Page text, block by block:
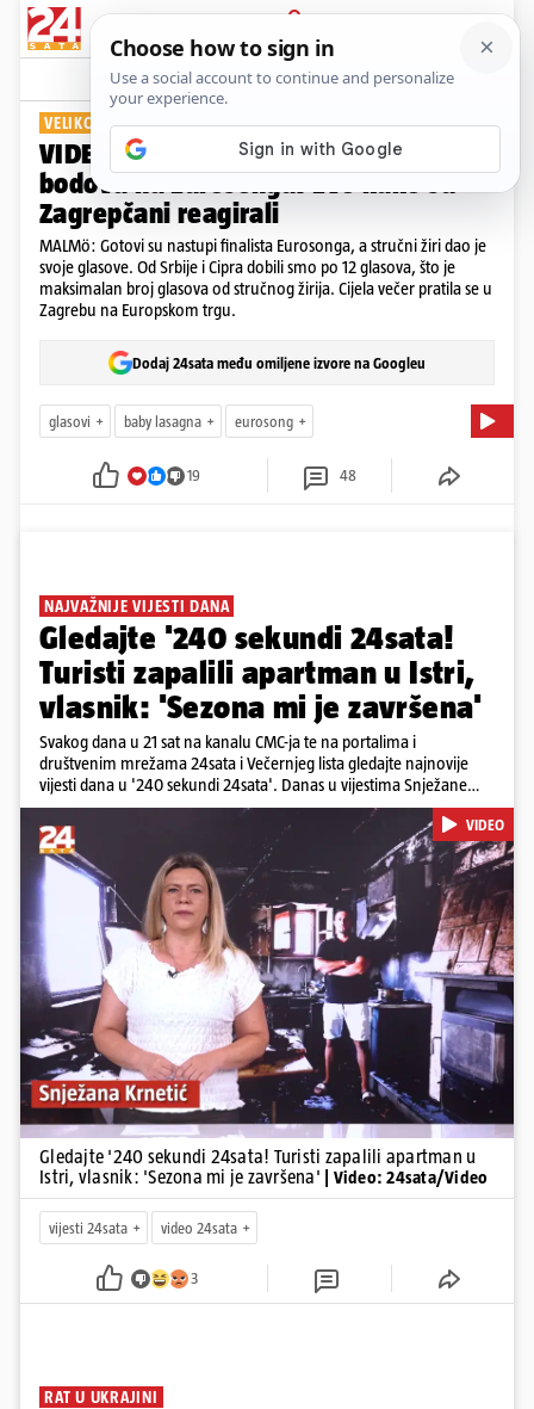
PRIJAVA
Show Komentari
VELIKO FINALE EUROSONGA 2024.
VIDEO: Srbija i Cipar dali su nam 12
bodova na Eurosongu: Evo kako su
Zagrepčani reagirali
MALMö: Gotovi su nastupi finalista Eurosonga, a stručni žiri dao je
svoje glasove. Od Srbije i Cipra dobili smo po 12 glasova, što je
maksimalan broj glasova od stručnog žirija. Cijela večer pratila se u
Zagrebu na Europskom trgu.
Dodaj 24sata među omiljene izvore na Googleu
glasovi baby lasagna eurosong
19 48
NAJVAŽNIJE VIJESTI DANA
Gledajte '240 sekundi 24sata!
Turisti zapalili apartman u Istri,
vlasnik: 'Sezona mi je završena'
Svakog dana u 21 sat na kanalu CMC-ja te na portalima i
društvenim mrežama 24sata i Večernjeg lista gledajte najnovije
vijesti dana u '240 sekundi 24sata'. Danas u vijestima Snježane
Krnetić: Turisti uništili apartman u Istri, 125 milijuna eura mogla bi
stajati sanacija otpada u Gospiću, u Osijeku pretukli nogometnog
suca, od utorka nove cijene goriva, rastu mirovine za 200 tisuća
branitelja...
Pokretanje videa...
VIDEO
Gledajte '240 sekundi 24sata! Turisti zapalili apartman u
Istri, vlasnik: 'Sezona mi je završena'
| Video: 24sata/Video
vijesti 24sata video 24sata
3
RAT U UKRAJINI